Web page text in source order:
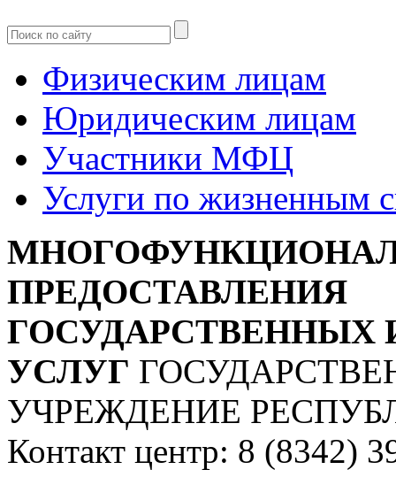
Физическим лицам
Юридическим лицам
Участники МФЦ
Услуги по жизненным
ПРЕДОСТАВЛЕНИЯ
УСЛУГ
УЧРЕЖДЕНИЕ
Контакт центр: 8 (8342)